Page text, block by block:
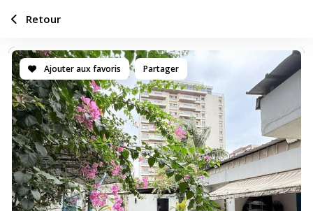
Ajouter aux favoris Partager
Retour